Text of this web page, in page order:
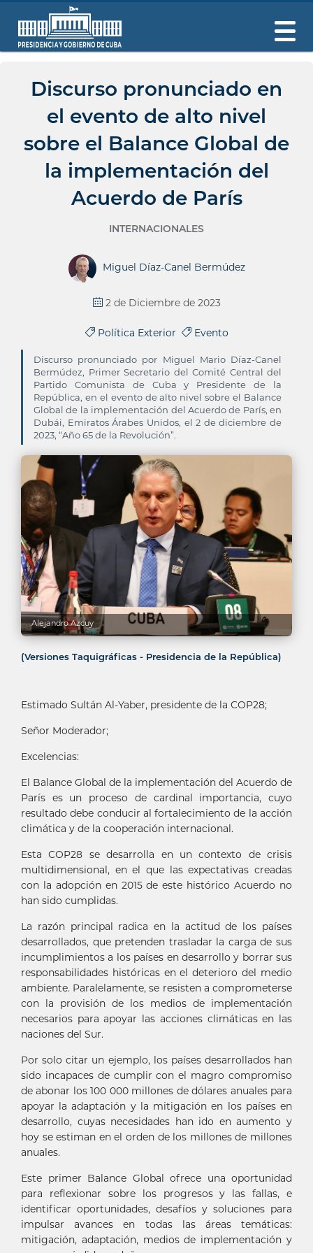
Discurso pronunciado en
el evento de alto nivel
sobre el Balance Global de
la implementación del
Acuerdo de París
INTERNACIONALES
Miguel Díaz-Canel Bermúdez
2 de Diciembre de 2023
Política Exterior Evento
Discurso pronunciado por Miguel Mario Díaz-Canel
Bermúdez, Primer Secretario del Comité Central del
Partido Comunista de Cuba y Presidente de la
República, en el evento de alto nivel sobre el Balance
Global de la implementación del Acuerdo de París, en
Dubái, Emiratos Árabes Unidos, el 2 de diciembre de
2023, “Año 65 de la Revolución”.
Alejandro Azcuy
(Versiones Taquigráficas - Presidencia de la República)
Estimado Sultán Al-Yaber, presidente de la COP28;
Señor Moderador;
Excelencias:
El Balance Global de la implementación del Acuerdo de
París es un proceso de cardinal importancia, cuyo
resultado debe conducir al fortalecimiento de la acción
climática y de la cooperación internacional.
Esta COP28 se desarrolla en un contexto de crisis
multidimensional, en el que las expectativas creadas
con la adopción en 2015 de este histórico Acuerdo no
han sido cumplidas.
La razón principal radica en la actitud de los países
desarrollados, que pretenden trasladar la carga de sus
incumplimientos a los países en desarrollo y borrar sus
responsabilidades históricas en el deterioro del medio
ambiente. Paralelamente, se resisten a comprometerse
con la provisión de los medios de implementación
necesarios para apoyar las acciones climáticas en las
naciones del Sur.
Por solo citar un ejemplo, los países desarrollados han
sido incapaces de cumplir con el magro compromiso
de abonar los 100 000 millones de dólares anuales para
apoyar la adaptación y la mitigación en los países en
desarrollo, cuyas necesidades han ido en aumento y
hoy se estiman en el orden de los millones de millones
anuales.
Este primer Balance Global ofrece una oportunidad
para reflexionar sobre los progresos y las fallas, e
identificar oportunidades, desafíos y soluciones para
impulsar avances en todas las áreas temáticas:
mitigación, adaptación, medios de implementación y